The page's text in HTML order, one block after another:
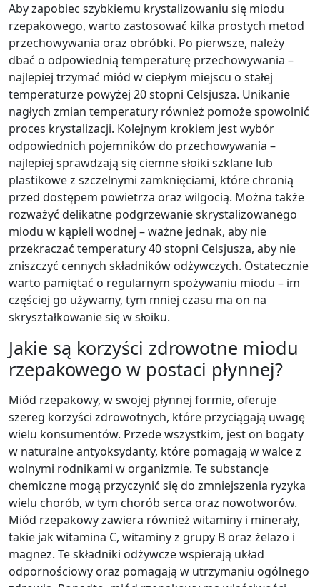
Aby zapobiec szybkiemu krystalizowaniu się miodu
rzepakowego, warto zastosować kilka prostych metod
przechowywania oraz obróbki. Po pierwsze, należy
dbać o odpowiednią temperaturę przechowywania –
najlepiej trzymać miód w ciepłym miejscu o stałej
temperaturze powyżej 20 stopni Celsjusza. Unikanie
nagłych zmian temperatury również pomoże spowolnić
proces krystalizacji. Kolejnym krokiem jest wybór
odpowiednich pojemników do przechowywania –
najlepiej sprawdzają się ciemne słoiki szklane lub
plastikowe z szczelnymi zamknięciami, które chronią
przed dostępem powietrza oraz wilgocią. Można także
rozważyć delikatne podgrzewanie skrystalizowanego
miodu w kąpieli wodnej – ważne jednak, aby nie
przekraczać temperatury 40 stopni Celsjusza, aby nie
zniszczyć cennych składników odżywczych. Ostatecznie
warto pamiętać o regularnym spożywaniu miodu – im
częściej go używamy, tym mniej czasu ma on na
skryształkowanie się w słoiku.
Jakie są korzyści zdrowotne miodu
rzepakowego w postaci płynnej?
Miód rzepakowy, w swojej płynnej formie, oferuje
szereg korzyści zdrowotnych, które przyciągają uwagę
wielu konsumentów. Przede wszystkim, jest on bogaty
w naturalne antyoksydanty, które pomagają w walce z
wolnymi rodnikami w organizmie. Te substancje
chemiczne mogą przyczynić się do zmniejszenia ryzyka
wielu chorób, w tym chorób serca oraz nowotworów.
Miód rzepakowy zawiera również witaminy i minerały,
takie jak witamina C, witaminy z grupy B oraz żelazo i
magnez. Te składniki odżywcze wspierają układ
odpornościowy oraz pomagają w utrzymaniu ogólnego